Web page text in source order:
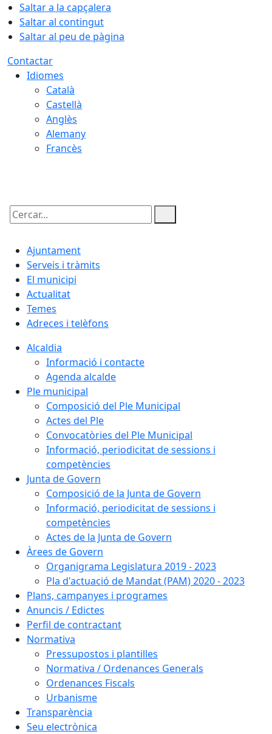
Saltar a la capçalera
Saltar al contingut
Saltar al peu de pàgina
Contactar
Idiomes
Català
Castellà
Anglès
Alemany
Francès
Cercar:
Ajuntament
Serveis i tràmits
El municipi
Actualitat
Temes
Adreces i telèfons
Alcaldia
Informació i contacte
Agenda alcalde
Ple municipal
Composició del Ple Municipal
Actes del Ple
Convocatòries del Ple Municipal
Informació, periodicitat de sessions i
competències
Junta de Govern
Composició de la Junta de Govern
Informació, periodicitat de sessions i
competències
Actes de la Junta de Govern
Àrees de Govern
Organigrama Legislatura 2019 - 2023
Pla d'actuació de Mandat (PAM) 2020 - 2023
Plans, campanyes i programes
Anuncis / Edictes
Perfil de contractant
Normativa
Pressupostos i plantilles
Normativa / Ordenances Generals
Ordenances Fiscals
Urbanisme
Transparència
Seu electrònica